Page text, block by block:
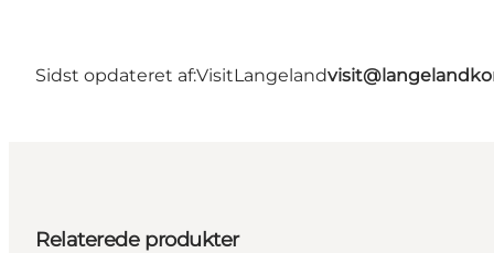
Sidst opdateret af:VisitLangeland
Relaterede produkter